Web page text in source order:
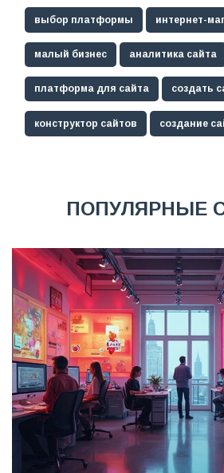
выбор платформы интернет-
малый бизнес аналитика сайта
платформа для сайта создать
конструктор сайтов создание
ПОПУЛЯРНЫЕ